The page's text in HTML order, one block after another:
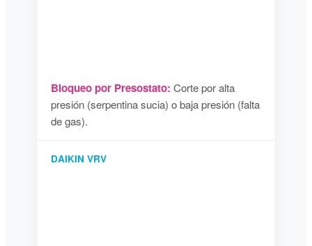
Bloqueo por Presostato: Corte por alta
presión (serpentina sucia) o baja presión (falta
de gas).
DAIKIN VRV